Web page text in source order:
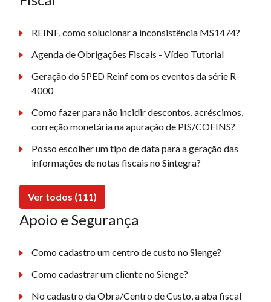
REINF, como solucionar a inconsistência MS1474?
Agenda de Obrigações Fiscais - Vídeo Tutorial
Geração do SPED Reinf com os eventos da série R-
4000
Como fazer para não incidir descontos, acréscimos,
correção monetária na apuração de PIS/COFINS?
Posso escolher um tipo de data para a geração das
informações de notas fiscais no Sintegra?
Ver todos (111)
Apoio e Segurança
Como cadastro um centro de custo no Sienge?
Como cadastrar um cliente no Sienge?
No cadastro da Obra/Centro de Custo, a aba fiscal